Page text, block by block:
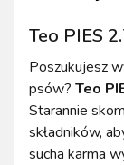
Teo PIES
Poszukujesz
psów? Teo
Starannie
składników,
sucha karma